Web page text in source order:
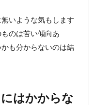
いような気もします
のは苦い傾向あ
も分からないのは結
はかからな